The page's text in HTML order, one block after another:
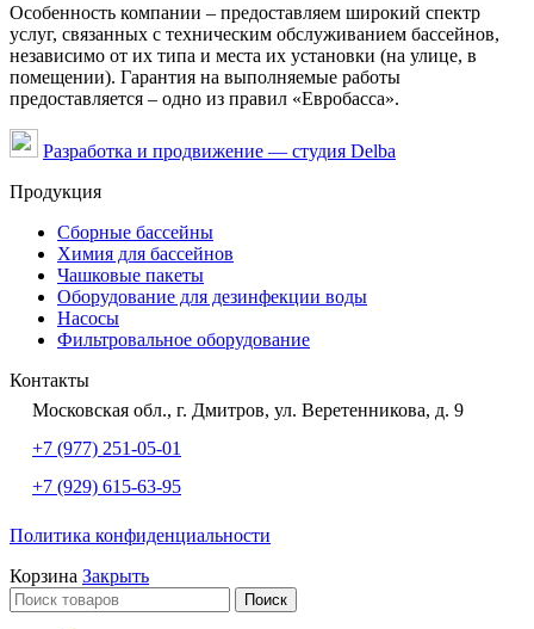
Особенность компании – предоставляем широкий спектр
услуг, связанных с техническим обслуживанием бассейнов,
независимо от их типа и места их установки (на улице, в
помещении). Гарантия на выполняемые работы
предоставляется – одно из правил «Евробасса».
Разработка и продвижение — студия Delba
Продукция
Сборные бассейны
Химия для бассейнов
Чашковые пакеты
Оборудование для дезинфекции воды
Насосы
Фильтровальное оборудование
Контакты
Московская обл., г. Дмитров, ул. Веретенникова, д. 9
+7 (977) 251-05-01
+7 (929) 615-63-95
Политика конфиденциальности
Корзина Закрыть
Поиск